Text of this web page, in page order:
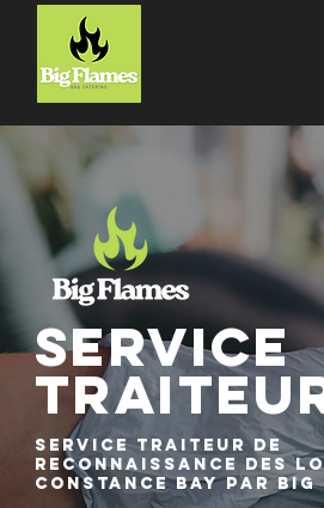
SERVICE
Service traiteur de
reconnaissance des
Constance Bay par Big